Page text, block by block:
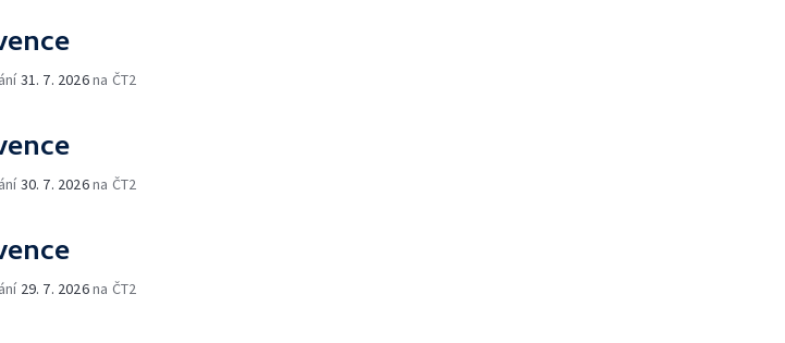
31. 7. 2026na ČT2
30. 7. 2026na ČT2
29. 7. 2026na ČT2